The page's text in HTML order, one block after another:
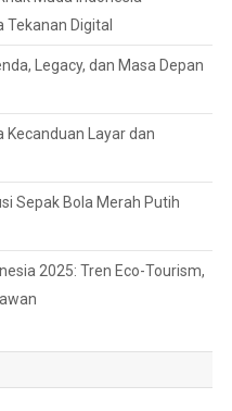
Tekanan Digital
Legacy, dan Masa Depan
Kecanduan Layar dan
Sepak Bola Merah Putih
2025: Tren Eco-Tourism,